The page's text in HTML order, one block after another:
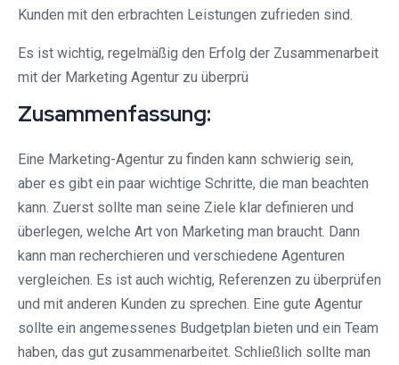
Kunden mit den erbrachten Leistungen zufrieden sind.
Es ist wichtig, regelmäßig den Erfolg der Zusammenarbeit
mit der Marketing Agentur zu überprü
Zusammenfassung:
Eine Marketing-Agentur zu finden kann schwierig sein,
aber es gibt ein paar wichtige Schritte, die man beachten
kann. Zuerst sollte man seine Ziele klar definieren und
überlegen, welche Art von Marketing man braucht. Dann
kann man recherchieren und verschiedene Agenturen
vergleichen. Es ist auch wichtig, Referenzen zu überprüfen
und mit anderen Kunden zu sprechen. Eine gute Agentur
sollte ein angemessenes Budgetplan bieten und ein Team
haben, das gut zusammenarbeitet. Schließlich sollte man